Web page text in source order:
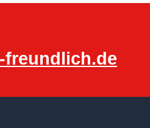
freundlich.de